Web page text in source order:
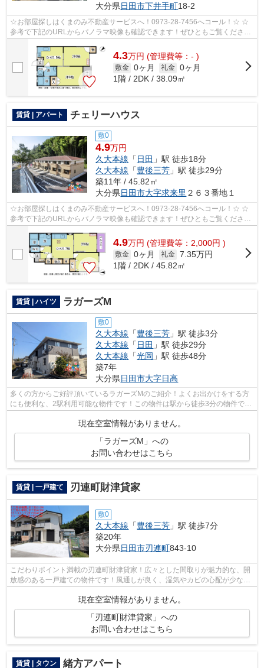
大分県日田市下井手町18-2
☆お部屋探しはくまのみ不動産サービスへ！0973-28-7456へコール！☆ ☆
参考で下記のURLからパノラマ映像も確認できます！ぜひともご覧くださ
4.3万円 (管理費等：- )
敷金 0ヶ月 礼金 0ヶ月
1階 / 2DK / 38.09㎡
賃貸 | アパート チェリーハウス
敷0
4.9万円
久大本線 「 日田 」駅 徒歩18分
久大本線 「豊後三芳 」駅 徒歩29分
築11年 / 45.82㎡
大分県日田市大字求来里 ２６３番地１
☆お部屋探しはくまのみ不動産サービスへ！0973-28-7456へコール！☆ ☆
参考で下記のURLからパノラマ映像も確認できます！ぜひともご覧くださ
い。☆ チェリーハウス101号室 パノラマ写真...
4.9万円 (管理費等：2,000円 )
敷金 0ヶ月 礼金 7.35万円
1階 / 2DK / 45.82㎡
賃貸 | ハイツ ラガーズM
敷0
久大本線 「豊後三芳 」駅 徒歩3分
久大本線 「日田 」駅 徒歩29分
久大本線 「光岡 」駅 徒歩48分
築7年
大分県日田市大字日高
多くの方からご好評頂いているラガーズMのご紹介！よくお出かけをする方
にも便利な、2駅利用可能な物件です！この物件は駅から徒歩3分の物件で
現在空室情報がありません。
「ラガーズM」への
お問い合わせはこちら
賃貸 | 一戸建て 刃連町財津貸家
敷0
久大本線 「豊後三芳 」駅 徒歩7分
築20年
大分県日田市刃連町843-10
こだわりポイント満載の刃連町財津貸家！広々とした間取りが魅力的な、開
放感のある一戸建ての物件です！風通しが良く、湿気やカビの心配が少ない
現在空室情報がありません。
「刃連町財津貸家」への
お問い合わせはこちら
賃貸 | タウン 緒方アパート